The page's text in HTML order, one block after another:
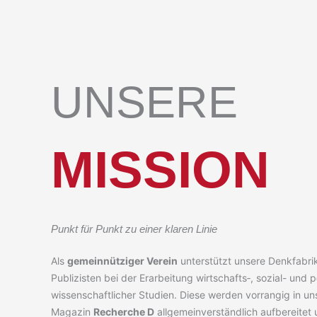
UNSERE
MISSION
Punkt für Punkt zu einer kla­ren Linie
Als gemein­nüt­zi­ger Ver­ein unter­stützt unse­re
Publi­zis­ten bei der Erar­bei­tung wirtschafts‑, sozi­al- und
wis­sen­schaft­li­cher Stu­di­en. Die­se wer­den vor­ran­gig in
Maga­zin Recher­che D all­ge­mein­ver­ständ­lich auf­be­rei­tet